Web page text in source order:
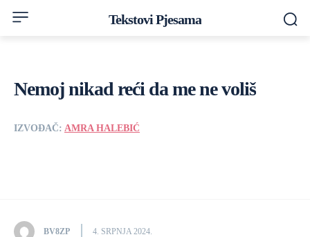
Tekstovi Pjesama
Nemoj nikad reći da me ne voliš
IZVOĐAČ: AMRA HALEBIĆ
BV8ZP 4. SRPNJA 2024.